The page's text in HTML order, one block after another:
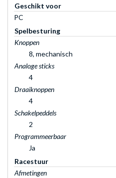
Geschikt voor
PC
Spelbesturing
Knoppen
8, mechanisch
Analoge sticks
4
Draaiknoppen
4
Schakelpeddels
2
Programmeerbaar
Ja
Racestuur
Afmetingen